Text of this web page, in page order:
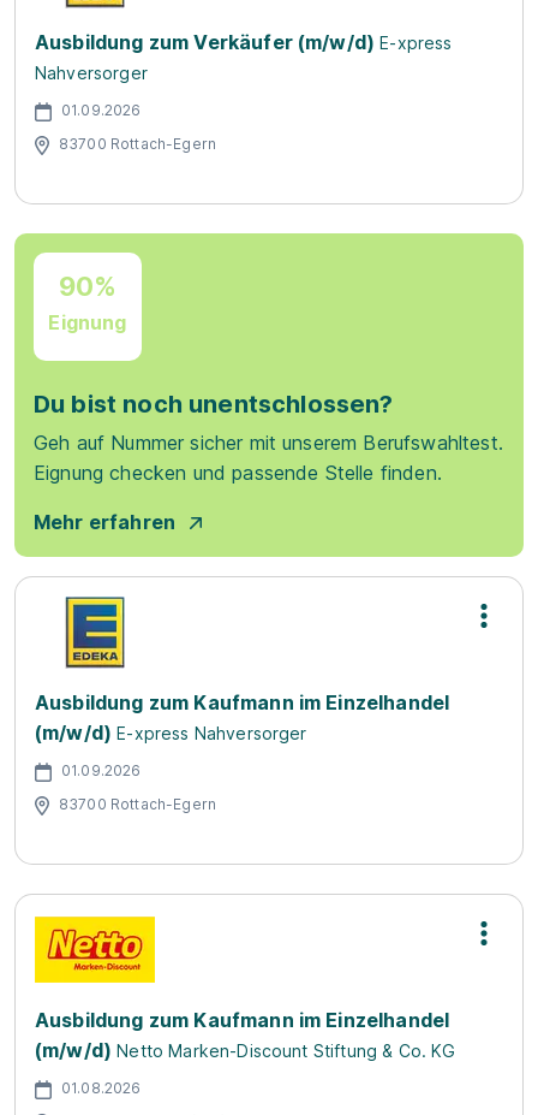
Ausbildung zum Verkäufer (m/w/d) E-xpress
Nahversorger
01.09.2026
83700 Rottach-Egern
90%
Eignung
Du bist noch unentschlossen?
Geh auf Nummer sicher mit unserem Berufswahltest.
Eignung checken und passende Stelle finden.
Mehr erfahren
Ausbildung zum Kaufmann im Einzelhandel
(m/w/d) E-xpress Nahversorger
01.09.2026
83700 Rottach-Egern
Ausbildung zum Kaufmann im Einzelhandel
(m/w/d) Netto Marken-Discount Stiftung & Co. KG
01.08.2026